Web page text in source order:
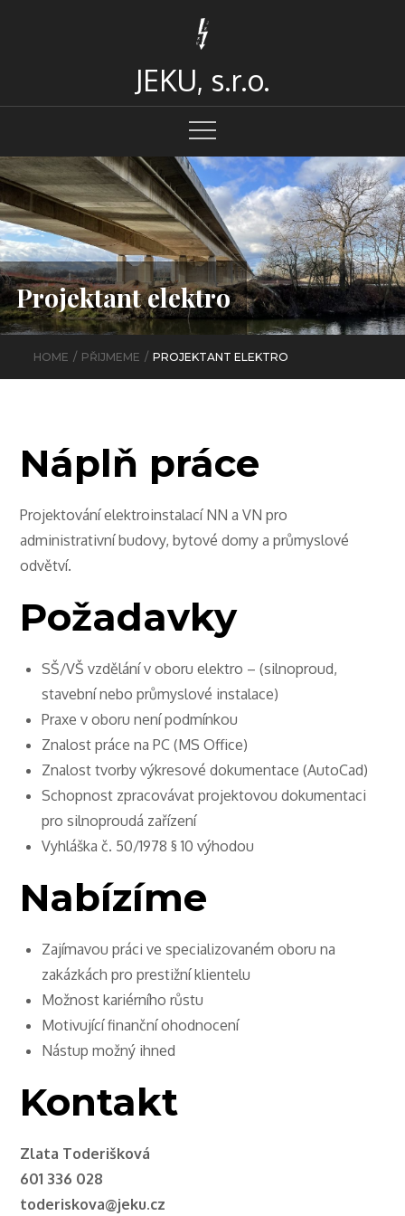
JEKU, s.r.o.
Projektant elektro
HOME PŘIJMEME PROJEKTANT ELEKTRO
Náplň práce
Projektování elektroinstalací NN a VN pro
administrativní budovy, bytové domy a průmyslové
odvětví.
Požadavky
SŠ/VŠ vzdělání v oboru elektro – (silnoproud,
stavební nebo průmyslové instalace)
Praxe v oboru není podmínkou
Znalost práce na PC (MS Office)
Znalost tvorby výkresové dokumentace (AutoCad)
Schopnost zpracovávat projektovou dokumentaci
pro silnoproudá zařízení
Vyhláška č. 50/1978 § 10 výhodou
Nabízíme
Zajímavou práci ve specializovaném oboru na
zakázkách pro prestižní klientelu
Možnost kariérního růstu
Motivující finanční ohodnocení
Nástup možný ihned
Kontakt
Zlata Toderišková
601 336 028
toderiskova@jeku.cz